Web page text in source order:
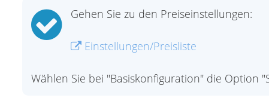
Gehen Sie zu den Preiseinstellungen:
Einstellungen/Preisliste
Wählen Sie bei "Basiskonfiguration" die Option